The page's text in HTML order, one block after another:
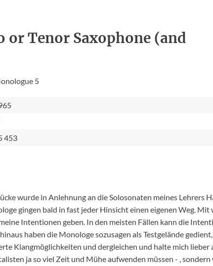
or Tenor Saxophone (and
5
453
wurde in Anlehnung an die Solosonaten meines Lehrers
gingen bald in fast jeder Hinsicht einen eigenen Weg. Mit
Intentionen geben. In den meisten Fällen kann die
haben die Monologe sozusagen als Testgelände
Klangmöglichkeiten und dergleichen und halte mich lieber
ja so viel Zeit und Mühe aufwenden müssen - ,